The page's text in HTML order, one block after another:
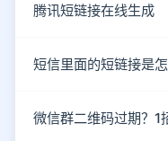
腾讯短链接在线生成
短信里面的短链接是
微信群二维码过期？1